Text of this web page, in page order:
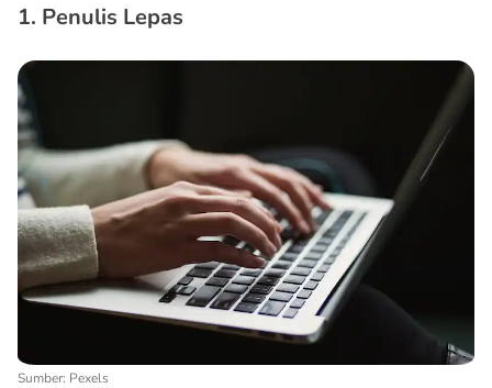
1. Penulis Lepas
Sumber: Pexels